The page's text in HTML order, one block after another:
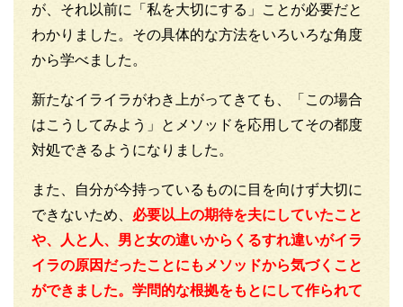
が、それ以前に「私を大切にする」ことが必要だと
わかりました。その具体的な方法をいろいろな角度
から学べました。
新たなイライラがわき上がってきても、「この場合
はこうしてみよう」とメソッドを応用してその都度
対処できるようになりました。
また、自分が今持っているものに目を向けず大切に
できないため、 必要以上の期待を夫にしていたこと
や、人と人、男と女の違いからくるすれ違いがイラ
イラの原因だったことにもメソッドから気づくこと
ができました。学問的な根拠をもとにして作られて